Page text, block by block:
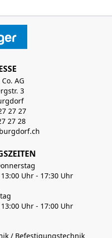
AG
3
27 27
27 28
Uhr - 17:30 Uhr
Uhr - 17:00 Uhr
/ Befestigungstechnik